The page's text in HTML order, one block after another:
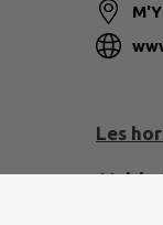
Les
Mairie